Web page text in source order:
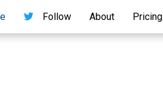
Follow About Pricing